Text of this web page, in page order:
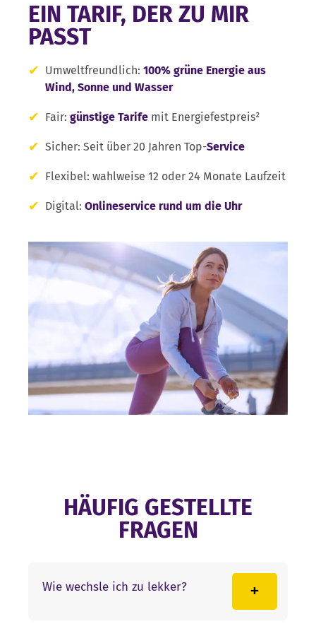
EIN TARIF, DER ZU MIR
PASST
Umweltfreundlich: 100% grüne Energie aus
Wind, Sonne und Wasser
Fair: günstige Tarife mit Energiefestpreis²
Sicher: Seit über 20 Jahren Top-Service
Flexibel: wahlweise 12 oder 24 Monate Laufzeit
Digital: Onlineservice rund um die Uhr
HÄUFIG GESTELLTE
FRAGEN
Wie wechsle ich zu lekker?